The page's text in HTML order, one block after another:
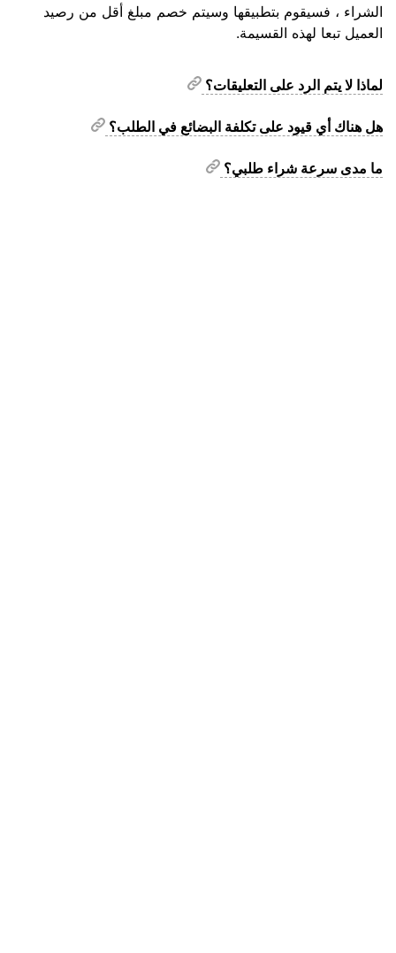
الشراء ، فسيقوم بتطبيقها وسيتم خصم مبلغ أقل من رصيد
العميل تبعا لهذه القسيمة.
لماذا لا يتم الرد على التعليقات؟
هل هناك أي قيود على تكلفة البضائع في الطلب؟
ما مدى سرعة شراء طلبي؟